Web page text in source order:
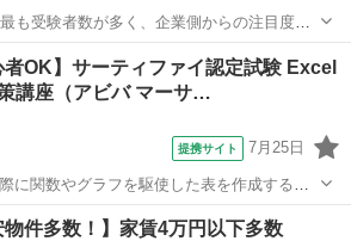
も受験者数が多く、企業側からの注目度の
検定試験2級の取得を目指す対策講座で
他
者OK】サーティファイ認定試験 Excel
講座（アビバ マーサ…
提携サイト 7月25日
に関数やグラフを駆使した表を作成する
、実践的な能力を証明できる資格制度の、3
物件多数！】家賃4万円以下多数